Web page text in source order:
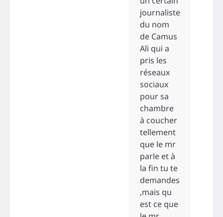
journaliste
du nom
de Camus
Ali qui a
pris les
réseaux
sociaux
pour sa
chambre
à coucher
tellement
que le mr
parle et à
la fin tu te
demandes
,mais qu
est ce que